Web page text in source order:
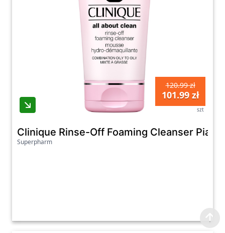
120.99 zł
101.99 zł
szt
Clinique Rinse-Off Foaming Cleanser
Superpharm